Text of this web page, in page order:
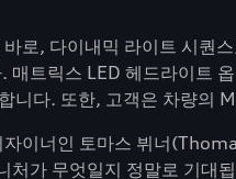
로, 다이내믹 라이트 시퀀
트릭스 LED 헤드라이트
다. 또한, 고객은 차량의
이너인 토마스 뷔너
가 무엇일지 정말로 기대